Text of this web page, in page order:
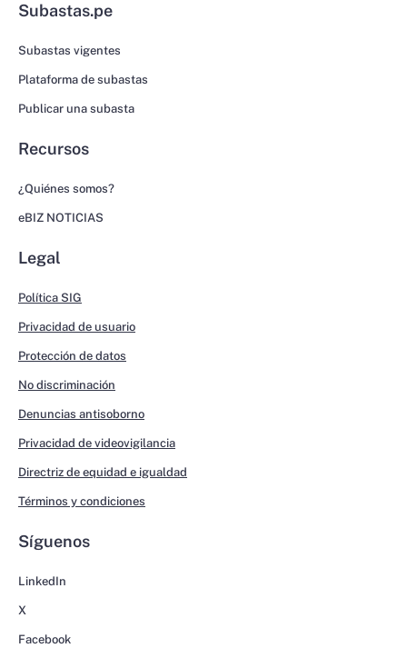
Subastas.pe
Subastas vigentes
Plataforma de subastas
Publicar una subasta
Recursos
¿Quiénes somos?
eBIZ NOTICIAS
Legal
Política SIG
Privacidad de usuario
Protección de datos
No discriminación
Denuncias antisoborno
Privacidad de videovigilancia
Directriz de equidad e igualdad
Términos y condiciones
Síguenos
LinkedIn
X
Facebook